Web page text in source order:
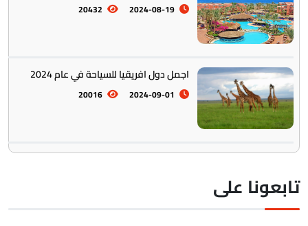
2024-08-19
20432
اجمل دول افريقيا للسياحة في عام 2024
2024-09-01
20016
على